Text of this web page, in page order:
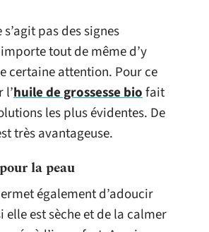
pas des signes
tout de même d’y
certaine attention. Pour ce
huile de grossesse biofait
les plus évidentes. De
très avantageuse.
la peau
également d’adoucir
elle est sèche et de la calmer